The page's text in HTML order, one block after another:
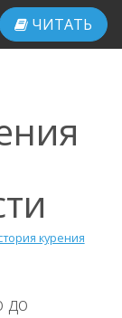
ЧИТАТЬ
курения
до